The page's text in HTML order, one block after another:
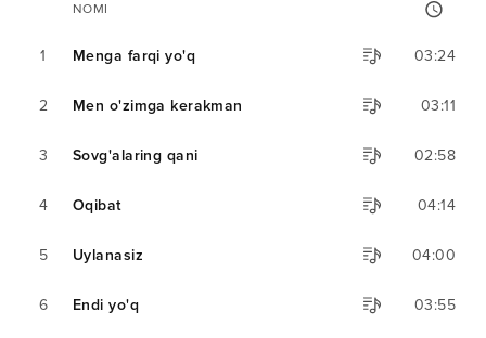
NOMI
1 Menga farqi yo'q 03:24
2 Men o'zimga kerakman 03:11
3 Sovg'alaring qani 02:58
4 Oqibat 04:14
5 Uylanasiz 04:00
6 Endi yo'q 03:55